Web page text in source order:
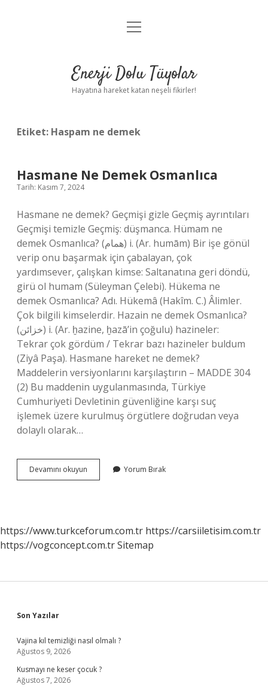
Anasayfa
Yasal Uyarı
menüyü
Enerji Dolu Tüyolar
Hayatına hareket katan neşeli fikirler!
Etiket: Haspam ne demek
Hasmane Ne Demek Osmanlıca
Tarih: Kasım 7, 2024
Hasmane ne demek? Geçmişi gizle Geçmiş ayrıntıları
Geçmişi temizle Geçmiş: düşmanca. Hümam ne
demek Osmanlıca? (ﻫﻤﺎﻡ) i. (Ar. humām) Bir işe gönül
verip onu başarmak için çabalayan, çok
yardımsever, çalışkan kimse: Saltanatına geri döndü,
girü ol humam (Süleyman Çelebi). Hükema ne
demek Osmanlıca? Adı. Hükemâ (Hakîm. C.) Âlimler.
Çok bilgili kimselerdir. Hazain ne demek Osmanlıca?
(ﺧﺰﺍﺋﻦ) i. (Ar. ḫazіne, ḫazā’in çoğulu) hazineler:
Tekrar çok gördüm / Tekrar bazı hazineler buldum
(Ziyâ Paşa). Hasmane hareket ne demek?
Maddelerin versiyonlarını karşılaştırın – MADDE 304
(2) Bu maddenin uygulanmasında, Türkiye
Cumhuriyeti Devletinin güvenliğine karşı suç
işlemek üzere kurulmuş örgütlere doğrudan veya
dolaylı olarak…
Devamını okuyun Hasmane
Ne
Yorum Bırak
https://www.turkceforum.com.tr https://carsiiletisim.com.tr
https://vogconcept.com.trSitemap
Sidebar
Son Yazılar
Vajina kıl temizliği nasıl olmalı ?
Ağustos 9, 2026
Kusmayı ne keser çocuk ?
Ağustos 7, 2026